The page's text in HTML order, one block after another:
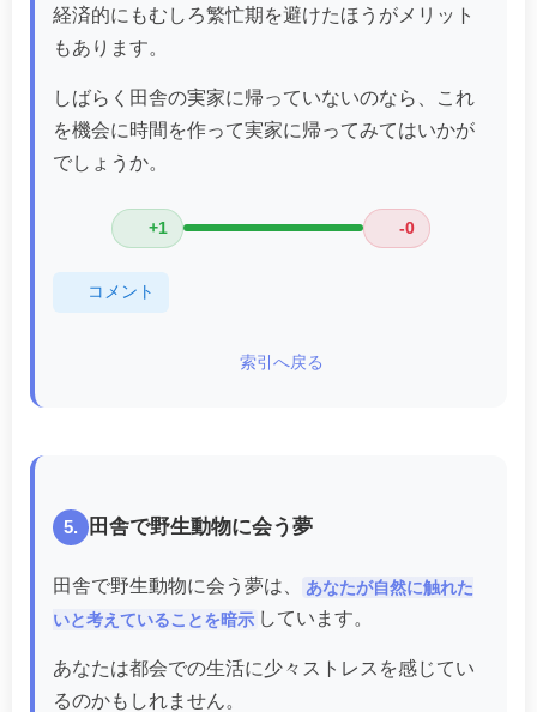
経済的にもむしろ繁忙期を避けたほうがメリット
もあります。
しばらく田舎の実家に帰っていないのなら、これ
を機会に時間を作って実家に帰ってみてはいかが
でしょうか。
+1 -0
コメント
索引へ戻る
5. 田舎で野生動物に会う夢
田舎で野生動物に会う夢は、
あなたが自然に触れた
いと考えていることを暗示 しています。
あなたは都会での生活に少々ストレスを感じてい
るのかもしれません。